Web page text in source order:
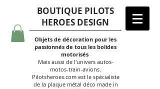
BOUTIQUE PILOTS
HEROES DESIGN
Objets de décoration pour les
passionnés de tous les bolides
motorisés
Mais aussi de l'univers autos-
motos-train-avions.
Pilotsheroes.com est le spécialiste
de la plaque métal déco made in